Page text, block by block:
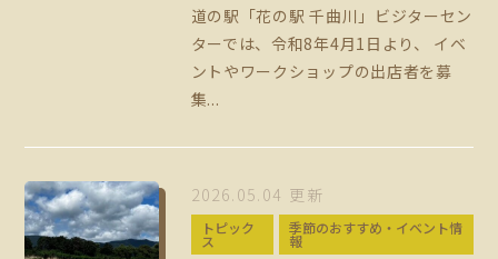
道の駅「花の駅 千曲川」ビジターセン
ターでは、令和8年4月1日より、 イベ
ントやワークショップの出店者を募
集...
2026.05.04 更新
トピック
ス
季節のおすすめ・イベント情
報